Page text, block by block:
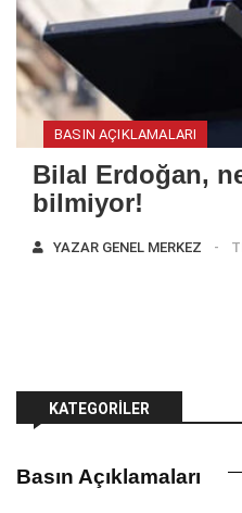
BASIN AÇIKLAMALARI
Bilal Erdoğan,
bilmiyor!
YAZAR GENEL MERKEZ
KATEGORILER
Basın Açıklamaları